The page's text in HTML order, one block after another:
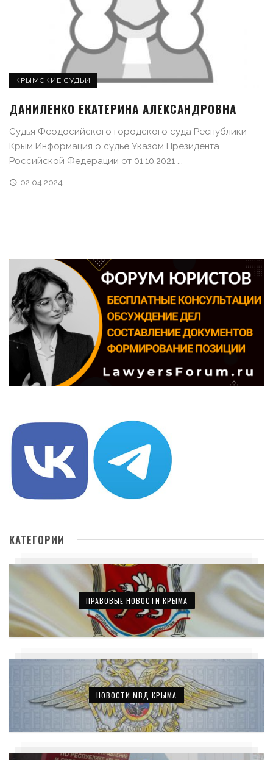
КРЫМСКИЕ СУДЬИ
ДАНИЛЕНКО ЕКАТЕРИНА АЛЕКСАНДРОВНА
Судья Феодосийского городского суда Республики
Крым Информация о судье Указом Президента
Российской Федерации от 01.10.2021 ...
02.04.2024
КАТЕГОРИИ
ПРАВОВЫЕ НОВОСТИ КРЫМА
НОВОСТИ МВД КРЫМА